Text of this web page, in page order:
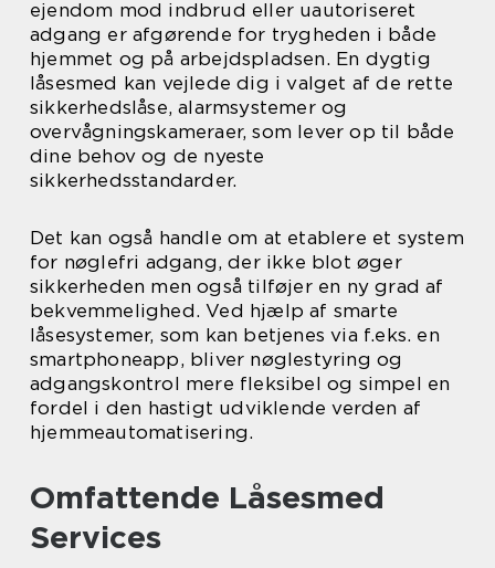
ejendom mod indbrud eller uautoriseret
adgang er afgørende for trygheden i både
hjemmet og på arbejdspladsen. En dygtig
låsesmed kan vejlede dig i valget af de rette
sikkerhedslåse, alarmsystemer og
overvågningskameraer, som lever op til både
dine behov og de nyeste
sikkerhedsstandarder.
Det kan også handle om at etablere et system
for nøglefri adgang, der ikke blot øger
sikkerheden men også tilføjer en ny grad af
bekvemmelighed. Ved hjælp af smarte
låsesystemer, som kan betjenes via f.eks. en
smartphoneapp, bliver nøglestyring og
adgangskontrol mere fleksibel og simpel en
fordel i den hastigt udviklende verden af
hjemmeautomatisering.
Omfattende Låsesmed
Services